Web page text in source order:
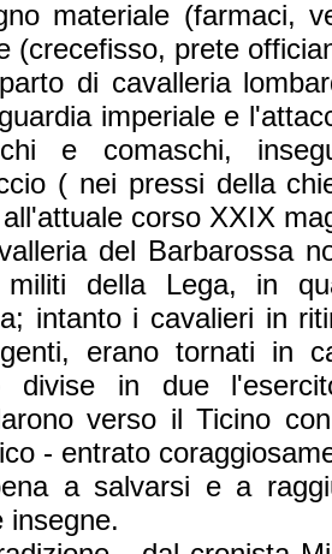
materiale (farmaci,
(crecefisso, prete
di cavalleria
imperiale e
e comaschi,
( nei pressi della
corso XXIX
del Barbarossa
della Lega, in
intanto i cavalieri in
erano tornati in
divise in due
verso il Ticino
- entrato
a salvarsi e a
insegne.